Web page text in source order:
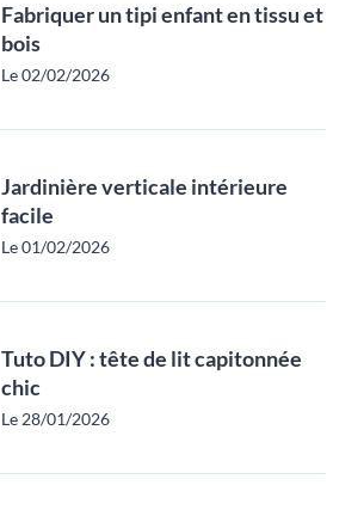
Fabriquer un tipi enfant en tissu et
bois
Le 02/02/2026
Jardinière verticale intérieure
facile
Le 01/02/2026
Tuto DIY : tête de lit capitonnée
chic
Le 28/01/2026